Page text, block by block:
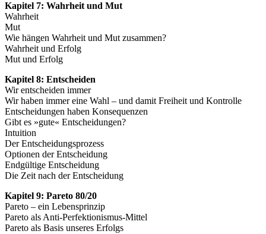
Kapitel 7: Wahrheit und Mut
Wahrheit
Mut
Wie hängen Wahrheit und Mut zusammen?
Wahrheit und Erfolg
Mut und Erfolg
Kapitel 8: Entscheiden
Wir entscheiden immer
Wir haben immer eine Wahl – und damit Freiheit und Kontrolle
Entscheidungen haben Konsequenzen
Gibt es »gute« Entscheidungen?
Intuition
Der Entscheidungsprozess
Optionen der Entscheidung
Endgültige Entscheidung
Die Zeit nach der Entscheidung
Kapitel 9: Pareto 80/20
Pareto – ein Lebensprinzip
Pareto als Anti-Perfektionismus-Mittel
Pareto als Basis unseres Erfolgs